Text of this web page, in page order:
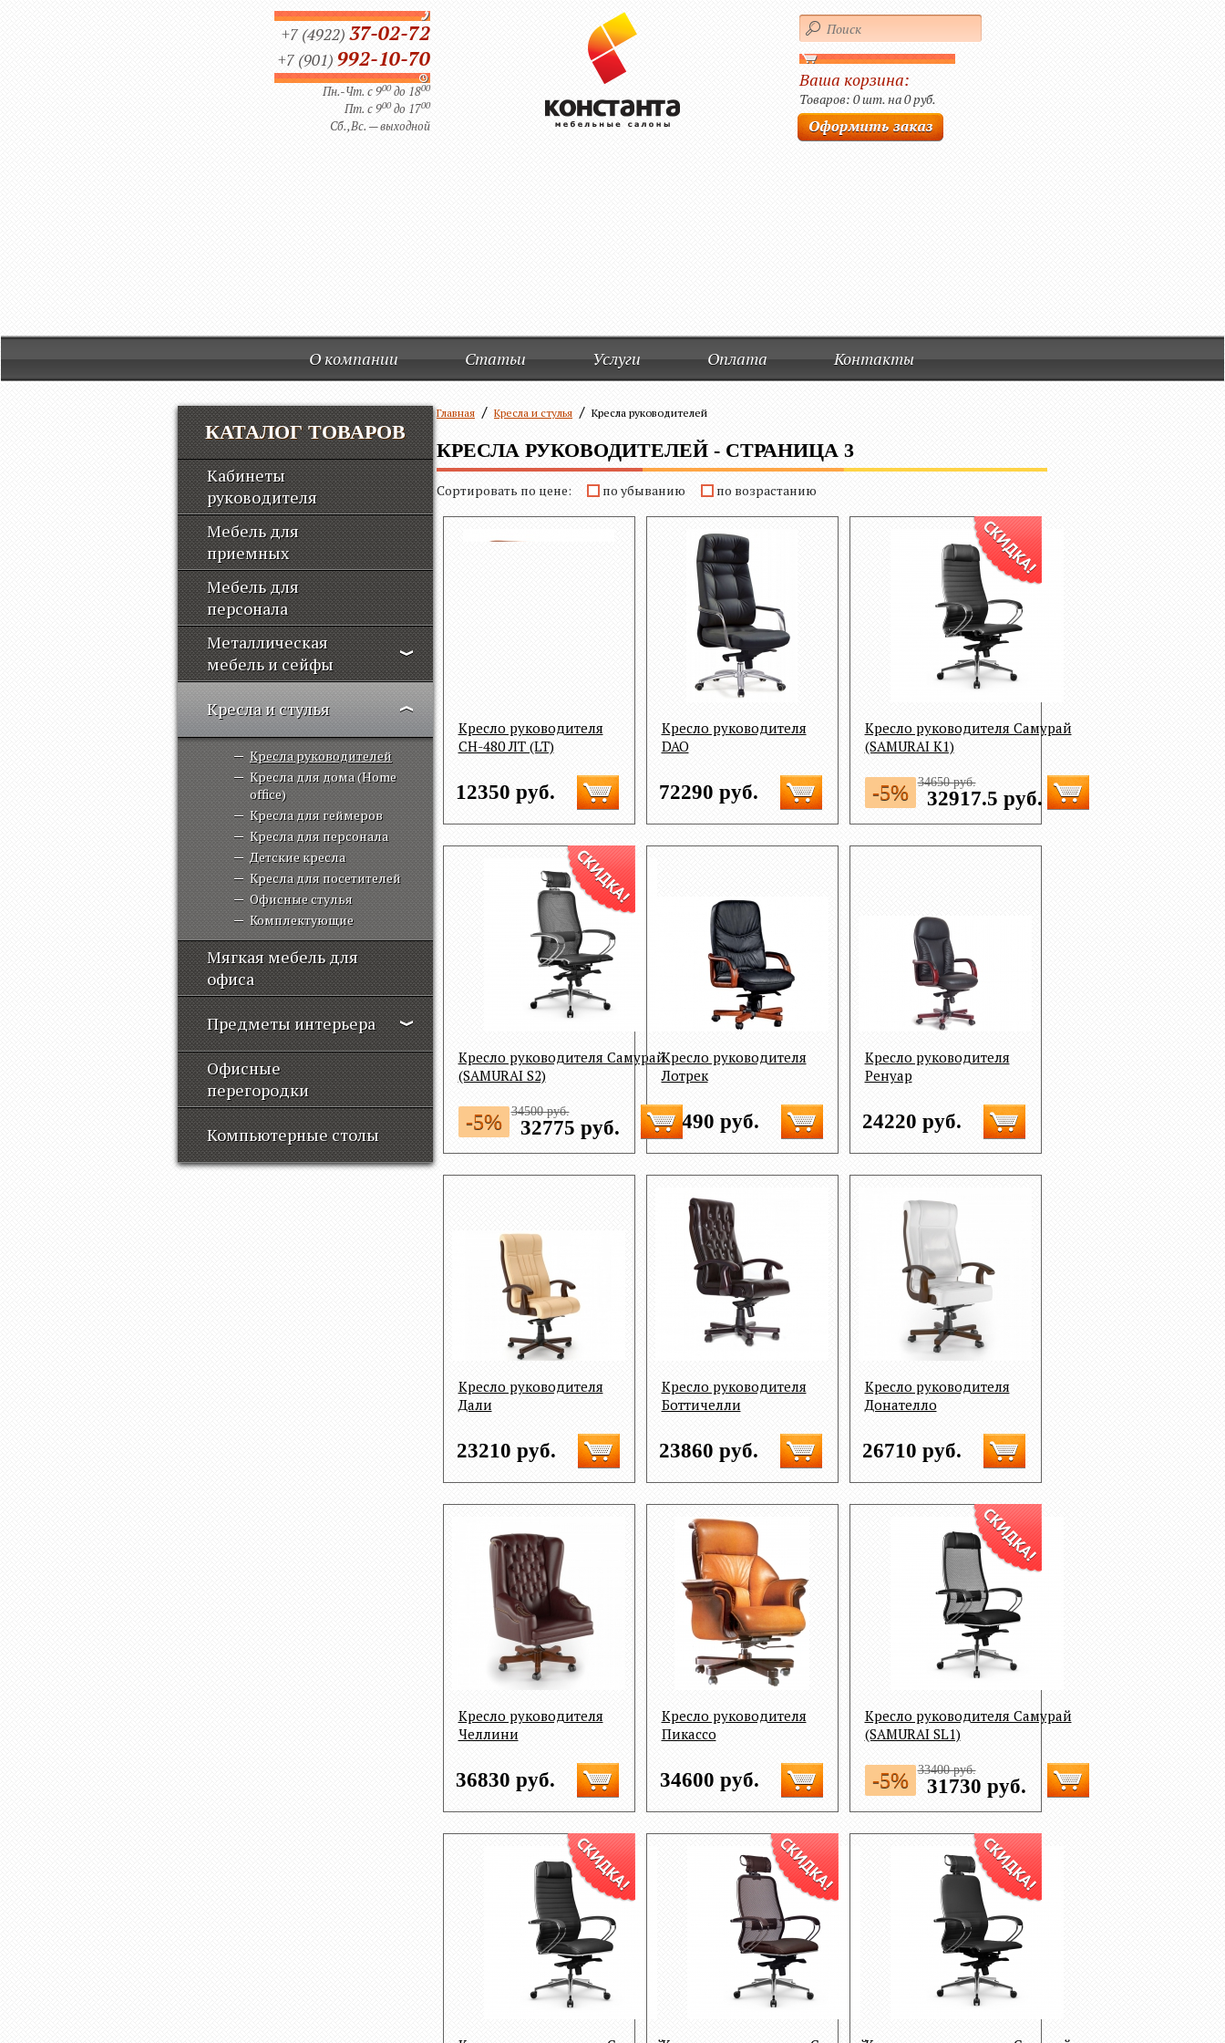
Ваша корзина:
Товаров: 0 шт. на 0 руб.
+7 (4922) 37-02-72
+7 (901) 992-10-70
Пн.-Чт. с 900до 1800
Пт. с 900до 1700
Сб.,Вс. — выходной
О компании Статьи Услуги Оплата Контакты
КАТАЛОГ ТОВАРОВ
Кабинеты
руководителя
Мебель для
приемных
Мебель для
персонала
Металлическая
мебель и сейфы
Кресла и стулья
Кресла руководителей
Кресла для дома (Home
office)
Кресла для геймеров
Кресла для персонала
Детские кресла
Кресла для посетителей
Офисные стулья
Комплектующие
Мягкая мебель для
офиса
Предметы интерьера
Офисные
перегородки
Компьютерные столы
Главная Кресла и стулья Кресла руководителей
КРЕСЛА РУКОВОДИТЕЛЕЙ - СТРАНИЦА 3
Сортировать по цене: по убыванию по возрастанию
Кресло руководителя
СН-480 ЛТ (LT)
12350 руб.
Кресло руководителя
DAO
72290 руб.
Кресло руководителя Самурай
(SAMURAI K1)
-5% 34650 руб.
32917.5 руб.
Кресло руководителя Самурай
(SAMURAI S2)
-5% 34500 руб.
32775 руб.
Кресло руководителя
Лотрек
24490 руб.
Кресло руководителя
Ренуар
24220 руб.
Кресло руководителя
Дали
23210 руб.
Кресло руководителя
Боттичелли
23860 руб.
Кресло руководителя
Донателло
26710 руб.
Кресло руководителя
Челлини
36830 руб.
Кресло руководителя
Пикассо
34600 руб.
Кресло руководителя Самурай
(SAMURAI SL1)
-5% 33400 руб.
31730 руб.